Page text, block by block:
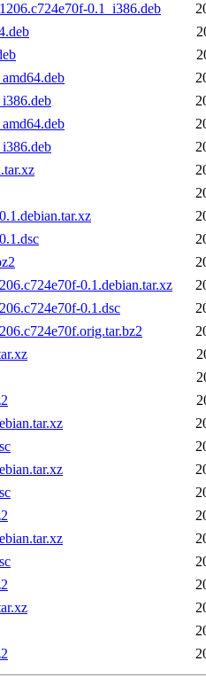
0.1_i386.deb
0.1.debian.tar.xz
0.1.dsc